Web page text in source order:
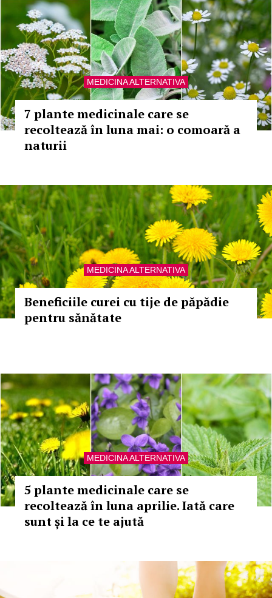
MEDICINA ALTERNATIVA
7 plante medicinale care se
recoltează în luna mai: o comoară a
naturii
MEDICINA ALTERNATIVA
Beneficiile curei cu tije de păpădie
pentru sănătate
MEDICINA ALTERNATIVA
5 plante medicinale care se
recoltează în luna aprilie. Iată care
sunt și la ce te ajută